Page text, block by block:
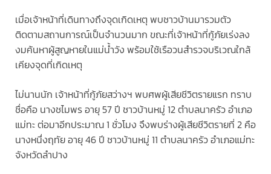
เมื่อเจ้าหน้าที่เดินทางถึงจุดเกิดเหตุ พบชาวบ้านมารวมตัว
ติดตามสถานการณ์เป็นจำนวนมาก ขณะที่เจ้าหน้าที่กู้ภัยเร่งลง
งมค้นหาผู้สูญหายในแม่น้ำวัง พร้อมใช้เรือวนสำรวจบริเวณใกล้
เคียงจุดที่เกิดเหตุ
ไม่นานนัก เจ้าหน้าที่กู้ภัยสว่างฯ พบศพผู้เสียชีวิตรายแรก ทราบ
ชื่อคือ นางชไมพร อายุ 57 ปี ชาวบ้านหมู่ 12 ตำบลนาครัว อำเภอ
แม่ทะ ต่อมาอีกประมาณ 1 ชั่วโมง จึงพบร่างผู้เสียชีวิตรายที่ 2 คือ
นางหนึ่งฤทัย อายุ 46 ปี ชาวบ้านหมู่ 11 ตำบลนาครัว อำเภอแม่ทะ
จังหวัดลำปาง